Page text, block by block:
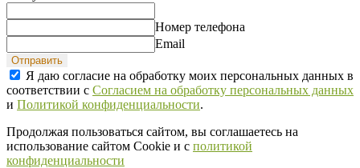
Номер телефона
Email
Отправить
Я даю согласие на обработку моих персональных данных в
соответствии с Согласием на обработку персональных данных
и Политикой конфиденциальности.
Продолжая пользоваться сайтом, вы соглашаетесь на
использование сайтом Cookie и с политикой
конфиденциальности